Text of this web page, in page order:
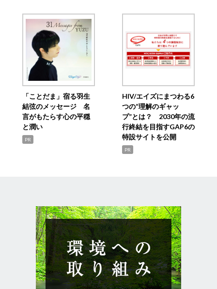
「ことだま」宿る羽生
結弦のメッセージ 名
言がもたらす心の平穏
と潤い
PR
HIV/エイズにまつわる6
つの“理解のギャッ
プ”とは？ 2030年の流
行終結を目指すGAP6の
特設サイトを公開
PR